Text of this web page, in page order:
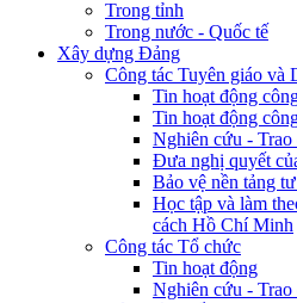
Trong tỉnh
Trong nước - Quốc tế
Xây dựng Đảng
Công tác Tuyên giáo và
Tin hoạt động
Tin hoạt động
Nghiên cứu - Trao
Đưa nghị quyết
Bảo vệ nền tảng
Học tập và làm
cách Hồ Chí Minh
Công tác Tổ chức
Tin hoạt động
Nghiên cứu - Trao